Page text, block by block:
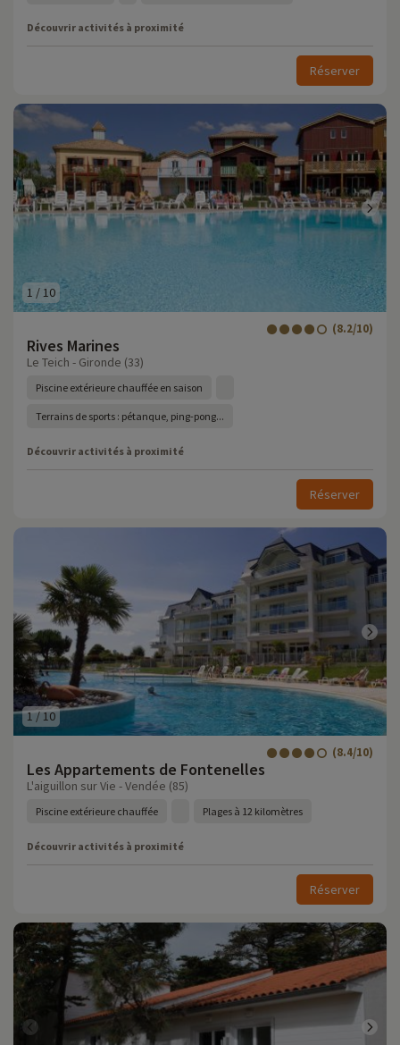
Découvrir activités à proximité
Réserver
1 /10
Rives Marines
(8.2/10)
Le Teich - Gironde (33)
Piscine extérieure chauffée en saison
Terrains de sports : pétanque, ping-pong...
Découvrir activités à proximité
Réserver
1/10
Les Appartements de Fontenelles
(8.4/10)
L'aiguillon sur Vie - Vendée (85)
Piscine extérieure chauffée Plages à 12 kilomètres
Découvrir activités à proximité
Réserver